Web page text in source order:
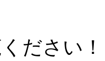
ださい！